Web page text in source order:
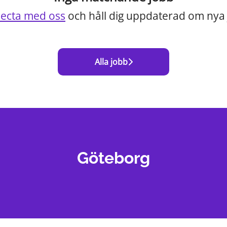
med oss och håll dig uppdaterad om
Alla jobb
Göteborg